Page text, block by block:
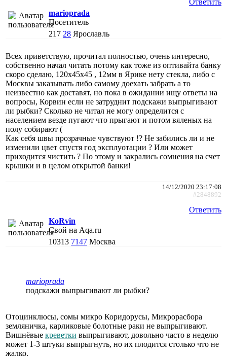
marioprada
Посетитель
217 28 Ярославль
Всех приветствую, прочитал полностью, очень интересно,
собственно начал читать потому как тоже из оптивайта банку
скоро сделаю, 120х45х45 , 12мм в Ярике нету стекла, либо с
Москвы заказывать либо самому доехать забрать а то
неизвестно как доставят, но пока в ожидании ищу ответы на
вопросы, Корвин если не затруднит подскажи выпрыгивают
ли рыбки? Сколько не читал не могу определится с
населением везде пугают что прыгают и потом вяленых на
полу собирают (
Как себя швы прозрачные чувствуют !? Не забились ли и не
изменили цвет спустя год эксплуотации ? Или может
приходится чистить ? По этому и закрались сомнения на счет
крышки и в целом открытой банки!
14/12/2020 23:17:08
#2848892
Ответить
KoRvin
Свой на Aqa.ru
10313 7147 Москва
marioprada
подскажи выпрыгивают ли рыбки?
Отоцинклюсы, сомы микро Коридорусы, Микрорасбора
земляничка, карликовые болотные раки не выпрыгивают.
Вишнёвые креветки выпрыгивают, довольно часто в неделю
может 1-3 штуки выпрыгнуть, но их плодится столько что не
жалко.